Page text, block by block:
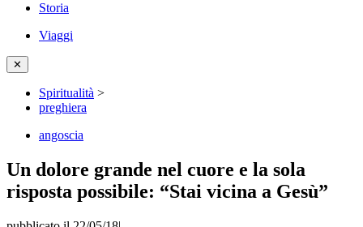
Storia
Viaggi
✕
Spiritualità >
preghiera
angoscia
Un dolore grande nel cuore e la sola
risposta possibile: “Stai vicina a Gesù”